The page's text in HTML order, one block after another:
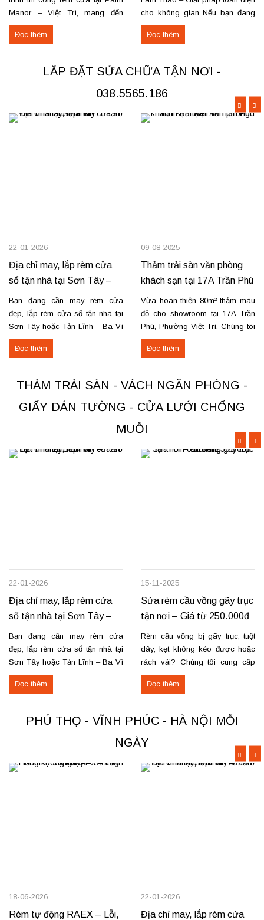
Manor – Việt Trì, mang đến
không gian sang trọng và tiện
nghi cho các căn hộ cao cấp.
Rèm vải thô cao cấp may định
hình hấp sóng: sang trọng, giữ
Đọc thêm
cho không gian Nếu bạn đang
tìm nơi may, lắp đặt rèm cửa
hoặc cần sửa chữa rèm hỏng tại
chúng tôi sẵn sàng đáp ứng với
dịch vụ chuyên nghiệp và giá...
Đọc thêm
LẮP ĐẶT SỬA CHỮA TẬN NƠI -
038.5565.186
22-01-2026
Địa chỉ may, lắp rèm cửa
sổ tận nhà tại Sơn Tây –
Tản Lĩnh Ba Vì
Bạn đang cần may rèm cửa
đẹp, lắp rèm cửa sổ tận nhà tại
Sơn Tây hoặc Tản Lĩnh – Ba Vì
với giá hợp lý? Chúng tôi
chuyên may rèm theo yêu cầu,
tiến độ. Thực tế, chúng tôi vừa
hoàn thiện thi công rèm...
Đọc thêm
09-08-2025
Thảm trải sàn văn phòng
khách sạn tại 17A Trần Phú
– Việt Trì
Vừa hoàn thiện 80m² thảm màu
đỏ cho showroom tại 17A Trần
Phú, Phường Việt Trì. Chúng tôi
nhận thi công, sửa chữa, bóc
dỡ và thu mua thảm cũ trên toàn
loại thảm đang cung cấp Thảm
nỉ phù hợp cho không...
Đọc thêm
THẢM TRẢI SÀN - VÁCH NGĂN PHÒNG -
GIẤY DÁN TƯỜNG - CỬA LƯỚI CHỐNG
MUỖI
22-01-2026
Địa chỉ may, lắp rèm cửa
sổ tận nhà tại Sơn Tây –
Tản Lĩnh Ba Vì
Bạn đang cần may rèm cửa
đẹp, lắp rèm cửa sổ tận nhà tại
Sơn Tây hoặc Tản Lĩnh – Ba Vì
với giá hợp lý? Chúng tôi
chuyên may rèm theo yêu cầu,
tiến độ. Thực tế, chúng tôi vừa
hoàn thiện thi công rèm...
Đọc thêm
15-11-2025
Sửa rèm cầu vồng gãy trục
tận nơi – Giá từ 250.000đ
có VAT
Rèm cầu vồng bị gãy trục, tuột
dây, kẹt không kéo được hoặc
rách vải? Chúng tôi cung cấp
dịch vụ sửa rèm cầu vồng tận
nơi, đảm bảo rèm hoạt động trơn
cấu kéo để rèm mở – đóng êm
Thay dây...
Đọc thêm
PHÚ THỌ - VĨNH PHÚC - HÀ NỘI MỖI
NGÀY
18-06-2026
Rèm tự động RAEX – Lỗi,
22-01-2026
Địa chỉ may, lắp rèm cửa